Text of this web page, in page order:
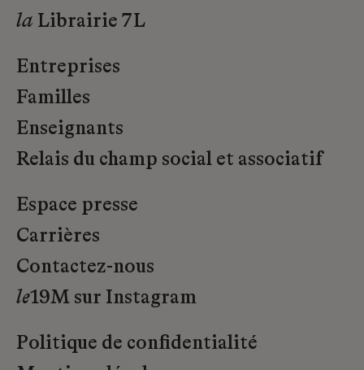
la Librairie 7L
Entreprises
Familles
Enseignants
Relais du champ social et associatif
Espace presse
Carrières
Contactez-nous
le19M sur Instagram
Politique de confidentialité